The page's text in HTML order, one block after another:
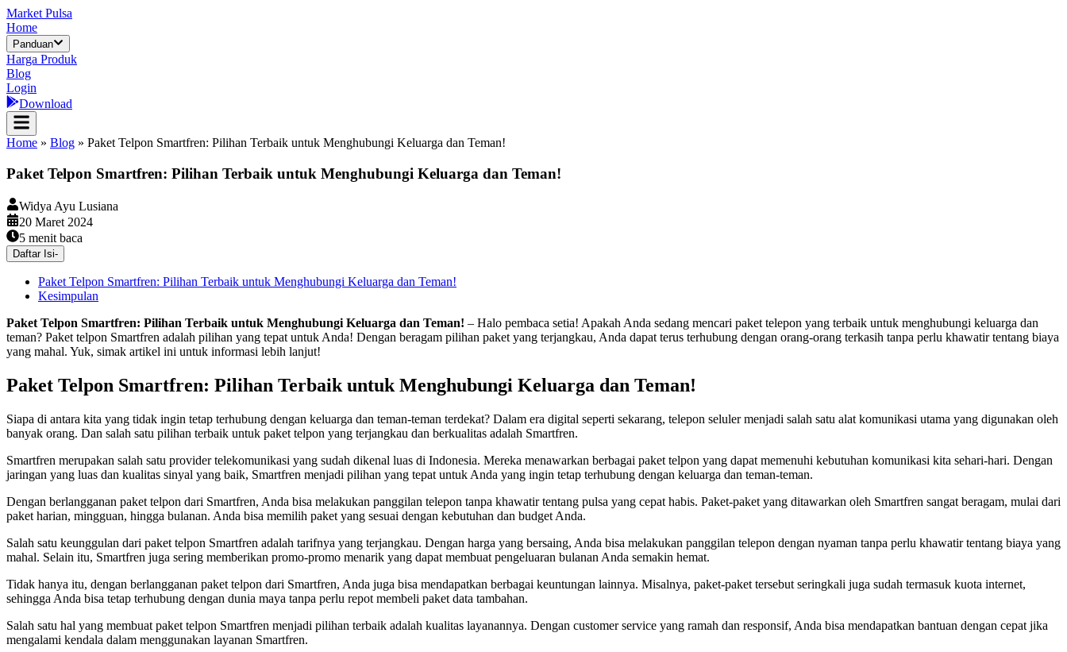
Market Pulsa
Home
Panduan
Harga Produk
Blog
Login
Download
Home » Blog » Paket Telpon Smartfren: Pilihan Terbaik untuk Menghubungi Keluarga dan Teman!
Paket Telpon Smartfren: Pilihan Terbaik untuk Menghubungi Keluarga dan Teman!
Widya Ayu Lusiana
20 Maret 2024
5 menit baca
Daftar Isi-
Paket Telpon Smartfren: Pilihan Terbaik untuk Menghubungi Keluarga dan Teman!
Kesimpulan
Paket Telpon Smartfren: Pilihan Terbaik untuk Menghubungi Keluarga dan Teman! – Halo pembaca setia! Apakah Anda sedang mencari paket telepon yang terbaik untuk menghubungi keluarga dan
teman? Paket telpon Smartfren adalah pilihan yang tepat untuk Anda! Dengan beragam pilihan paket yang terjangkau, Anda dapat terus terhubung dengan orang-orang terkasih tanpa perlu khawatir tentang biaya
yang mahal. Yuk, simak artikel ini untuk informasi lebih lanjut!
Paket Telpon Smartfren: Pilihan Terbaik untuk Menghubungi Keluarga dan Teman!
Siapa di antara kita yang tidak ingin tetap terhubung dengan keluarga dan teman-teman terdekat? Dalam era digital seperti sekarang, telepon seluler menjadi salah satu alat komunikasi utama yang digunakan oleh
banyak orang. Dan salah satu pilihan terbaik untuk paket telpon yang terjangkau dan berkualitas adalah Smartfren.
Smartfren merupakan salah satu provider telekomunikasi yang sudah dikenal luas di Indonesia. Mereka menawarkan berbagai paket telpon yang dapat memenuhi kebutuhan komunikasi kita sehari-hari. Dengan
jaringan yang luas dan kualitas sinyal yang baik, Smartfren menjadi pilihan yang tepat untuk Anda yang ingin tetap terhubung dengan keluarga dan teman-teman.
Dengan berlangganan paket telpon dari Smartfren, Anda bisa melakukan panggilan telepon tanpa khawatir tentang pulsa yang cepat habis. Paket-paket yang ditawarkan oleh Smartfren sangat beragam, mulai dari
paket harian, mingguan, hingga bulanan. Anda bisa memilih paket yang sesuai dengan kebutuhan dan budget Anda.
Salah satu keunggulan dari paket telpon Smartfren adalah tarifnya yang terjangkau. Dengan harga yang bersaing, Anda bisa melakukan panggilan telepon dengan nyaman tanpa perlu khawatir tentang biaya yang
mahal. Selain itu, Smartfren juga sering memberikan promo-promo menarik yang dapat membuat pengeluaran bulanan Anda semakin hemat.
Tidak hanya itu, dengan berlangganan paket telpon dari Smartfren, Anda juga bisa mendapatkan berbagai keuntungan lainnya. Misalnya, paket-paket tersebut seringkali juga sudah termasuk kuota internet,
sehingga Anda bisa tetap terhubung dengan dunia maya tanpa perlu repot membeli paket data tambahan.
Salah satu hal yang membuat paket telpon Smartfren menjadi pilihan terbaik adalah kualitas layanannya. Dengan customer service yang ramah dan responsif, Anda bisa mendapatkan bantuan dengan cepat jika
mengalami kendala dalam menggunakan layanan Smartfren.